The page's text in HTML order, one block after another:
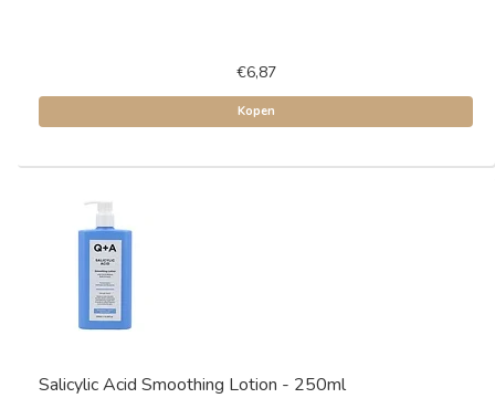
€6,87
Kopen
Salicylic Acid Smoothing Lotion - 250ml